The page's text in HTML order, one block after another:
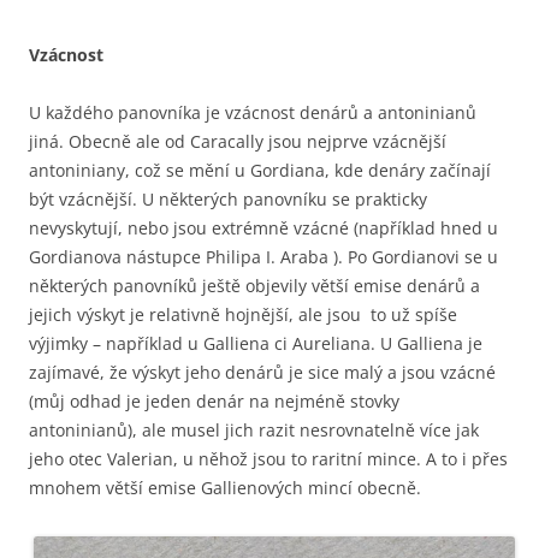
Vzácnost
U každého panovníka je vzácnost denárů a antoninianů
jiná. Obecně ale od Caracally jsou nejprve vzácnější
antoniniany, což se mění u Gordiana, kde denáry začínají
být vzácnější. U některých panovníku se prakticky
nevyskytují, nebo jsou extrémně vzácné (například hned u
Gordianova nástupce Philipa I. Araba ). Po Gordianovi se u
některých panovníků ještě objevily větší emise denárů a
jejich výskyt je relativně hojnější, ale jsou to už spíše
výjimky – například u Galliena ci Aureliana. U Galliena je
zajímavé, že výskyt jeho denárů je sice malý a jsou vzácné
(můj odhad je jeden denár na nejméně stovky
antoninianů), ale musel jich razit nesrovnatelně více jak
jeho otec Valerian, u něhož jsou to raritní mince. A to i přes
mnohem větší emise Gallienových mincí obecně.